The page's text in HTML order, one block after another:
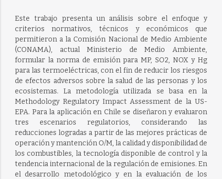
Este trabajo presenta un análisis sobre el enfoque y
criterios normativos, técnicos y económicos que
permitieron a la Comisión Nacional de Medio Ambiente
(CONAMA), actual Ministerio de Medio Ambiente,
formular la norma de emisión para MP, SO2, NOX y Hg
para las termoeléctricas, con el fin de reducir los riesgos
de efectos adversos sobre la salud de las personas y los
ecosistemas. La metodología utilizada se basa en la
Methodology Regulatory Impact Assessment de la US-
EPA. Para la aplicación en Chile se diseñaron y evaluaron
tres escenarios regulatorios, considerando las
reducciones logradas a partir de las mejores prácticas de
operación y mantención O/M, la calidad y disponibilidad de
los combustibles, la tecnología disponible de control y la
tendencia internacional de la regulación de emisiones. En
el desarrollo metodológico y en la evaluación de los